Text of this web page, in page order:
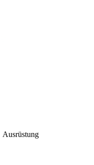
Ausrüstung